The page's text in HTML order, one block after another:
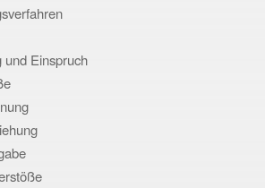
und Einspruch